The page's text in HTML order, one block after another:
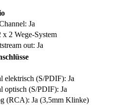
Ja
x 2 Wege-System
out: Ja
elektrisch (S/PDIF): Ja
optisch (S/PDIF): Ja
(RCA): Ja (3,5mm Klinke)